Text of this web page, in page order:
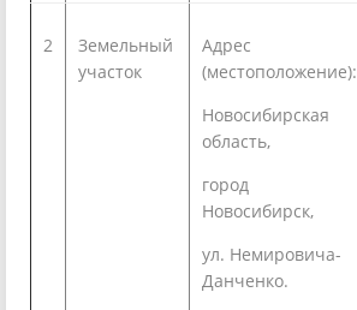
2
Земельный
участок
Адрес
(местоположение):
Новосибирская
область,
город
Новосибирск,
ул. Немировича-
Данченко.